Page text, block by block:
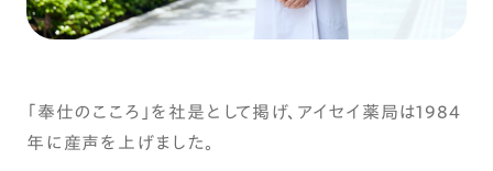
「奉仕のこころ」を社是として掲げ、アイセイ薬局は1984
年に産声を上げました。